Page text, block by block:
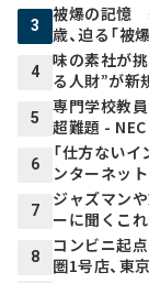
3
被爆の記憶
歳、迫る「被
4
味の素社が挑
る人財”が新
5
専門学校教員
超難題 -
6
「仕方ない
ンターネッ
7
ジャズマン
ーに聞くこ
8
コンビニ起
圏1号店、東